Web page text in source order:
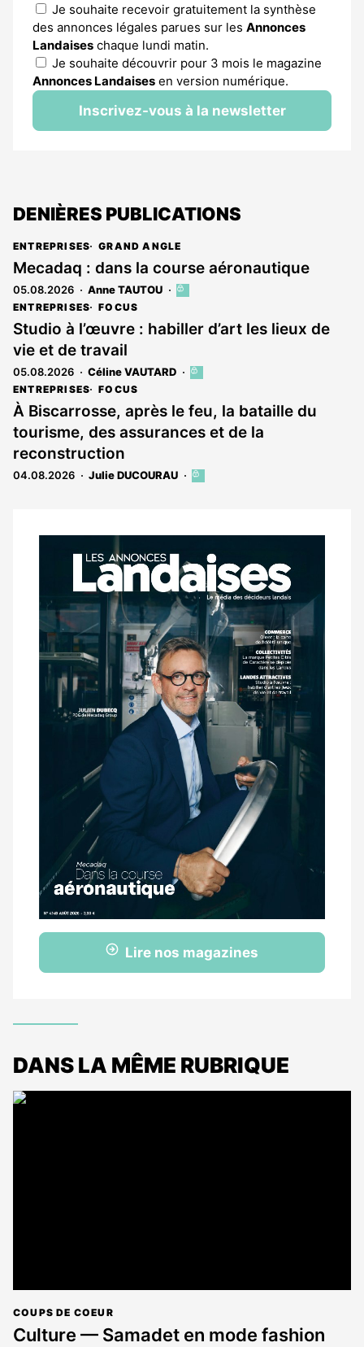
Je souhaite recevoir gratuitement la synthèse
des annonces légales parues sur les Annonces
Landaises chaque lundi matin.
Je souhaite découvrir pour 3 mois le magazine
Annonces Landaises en version numérique.
Inscrivez-vous à la newsletter
DENIÈRES PUBLICATIONS
ENTREPRISES GRAND ANGLE
Mecadaq : dans la course aéronautique
05.08.2026 Anne TAUTOU
Cet
est
réservé
abonnés
ENTREPRISES FOCUS
Studio à l’œuvre : habiller d’art les lieux de
vie et de travail
05.08.2026 Céline VAUTARD
Cet
est
réservé
aux
ENTREPRISES FOCUS
À Biscarrosse, après le feu, la bataille du
tourisme, des assurances et de la
reconstruction
04.08.2026 Julie DUCOURAU
Cet
aux
abonnés
Notre
dernier
magazine
Lire nos magazines
DANS LA MÊME RUBRIQUE
COUPS DE COEUR
Culture — Samadet en mode fashion